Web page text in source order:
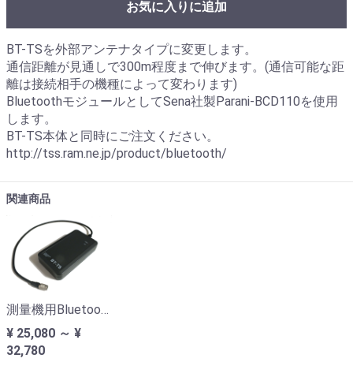
お気に入りに追加
BT-TSを外部アンテナタイプに変更します。
通信距離が見通しで300m程度まで伸びます。(通信可能な距
離は接続相手の機種によって変わります)
BluetoothモジュールとしてSena社製Parani-BCD110を使用
します。
BT-TS本体と同時にご注文ください。
http://tss.ram.ne.jp/product/bluetooth/
関連商品
測量機用Bluetoothアダプタ BT-TS
¥ 25,080 ～ ¥
32,780